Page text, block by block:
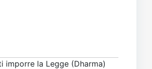
imporre la Legge (Dharma)